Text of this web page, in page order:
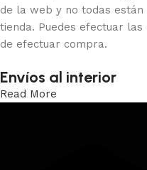
de la web y no todas
tienda. Puedes efectuar
de efectuar compra.
Envíos al interior
Read More